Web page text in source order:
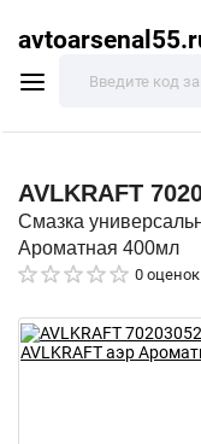
AVLKRAFT
Смазка
Ароматная 400мл
0 оценок